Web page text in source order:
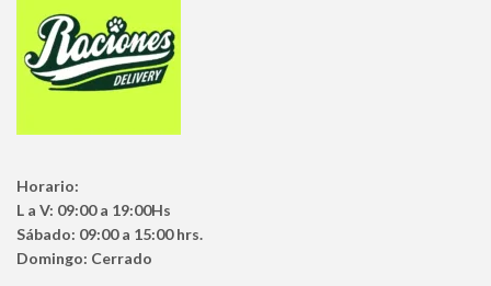
Horario:
L a V: 09:00 a 19:00Hs
Sábado: 09:00 a 15:00 hrs.
Domingo: Cerrado